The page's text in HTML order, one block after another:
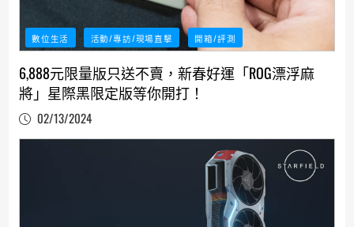
數位生活 活動/專訪/現場直擊 開箱/評測
6,888元限量版只送不賣，新春好運「ROG漂浮麻
將」星際黑限定版等你開打！
02/13/2024